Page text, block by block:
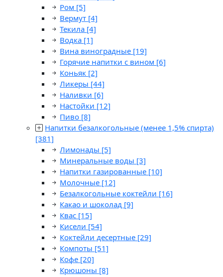
Ром [5]
Вермут [4]
Текила [4]
Водка [1]
Вина виноградные [19]
Горячие напитки с вином [6]
Коньяк [2]
Ликеры [44]
Наливки [6]
Настойки [12]
Пиво [8]
Напитки безалкогольные (менее 1,5% спирта)
[381]
Лимонады [5]
Минеральные воды [3]
Напитки газированные [10]
Молочные [12]
Безалкогольные коктейли [16]
Какао и шоколад [9]
Квас [15]
Кисели [54]
Коктейли десертные [29]
Компоты [51]
Кофе [20]
Крюшоны [8]